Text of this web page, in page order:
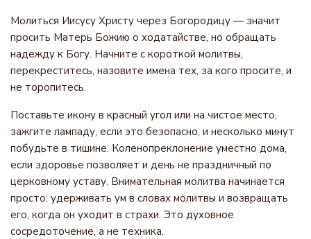
Молиться Иисусу Христу через Богородицу — значит
просить Матерь Божию о ходатайстве, но обращать
надежду к Богу. Начните с короткой молитвы,
перекреститесь, назовите имена тех, за кого просите, и
не торопитесь.
Поставьте икону в красный угол или на чистое место,
зажгите лампаду, если это безопасно, и несколько минут
побудьте в тишине. Коленопреклонение уместно дома,
если здоровье позволяет и день не праздничный по
церковному уставу. Внимательная молитва начинается
просто: удерживать ум в словах молитвы и возвращать
его, когда он уходит в страхи. Это духовное
сосредоточение, а не техника.